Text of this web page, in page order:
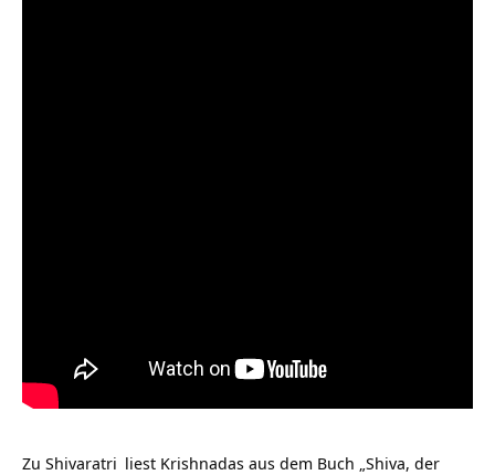
Zu Shivaratri liest Krishnadas aus dem Buch „Shiva, der